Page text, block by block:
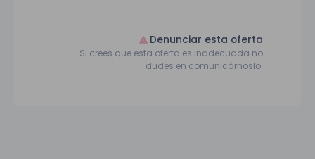
Denunciar esta oferta
Si crees que esta oferta es inadecuada no
dudes en comunicárnoslo.